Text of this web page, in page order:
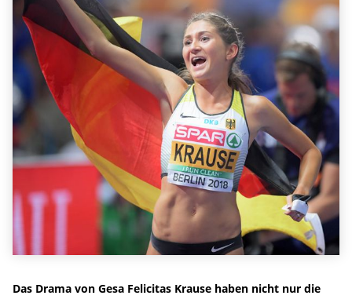
Das Drama von Gesa Felicitas Krause haben nicht nur die